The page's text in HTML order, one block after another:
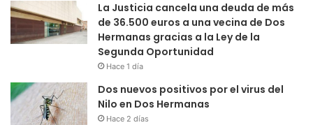
La Justicia cancela una deuda de más
de 36.500 euros a una vecina de Dos
Hermanas gracias a la Ley de la
Segunda Oportunidad
Hace 1 día
Dos nuevos positivos por el virus del
Nilo en Dos Hermanas
Hace 2 días